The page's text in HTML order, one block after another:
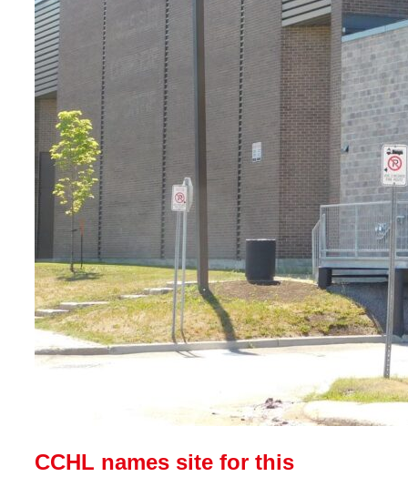
CCHL names site for this